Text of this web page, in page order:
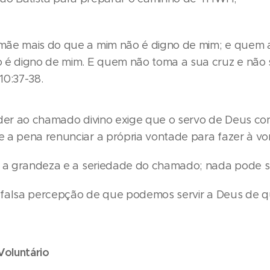
mais do que a mim não é digno de mim; e quem
é digno de mim. E quem não toma a sua cruz e
38.
ao chamado divino exige que o servo de Deus
a pena renunciar a própria vontade para fazer à
grandeza e a seriedade do chamado; nada pode
percepção de que podemos servir a Deus de